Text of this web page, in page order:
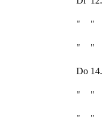
" "
" "
Do 14.
" "
" "